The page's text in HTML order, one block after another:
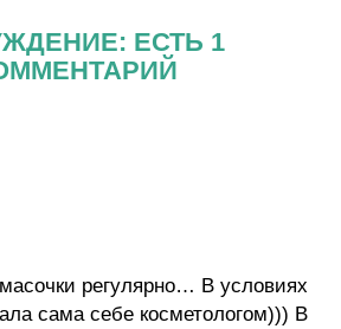
ЕСТЬ 1
регулярно… В условиях
сама себе косметологом))) В